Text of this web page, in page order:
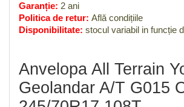
Garanție: 2 ani
Politica de retur: Află condițiile
Disponibilitate: stocul variabil in funcție
Anvelopa All Terrain
Geolandar A/T G015